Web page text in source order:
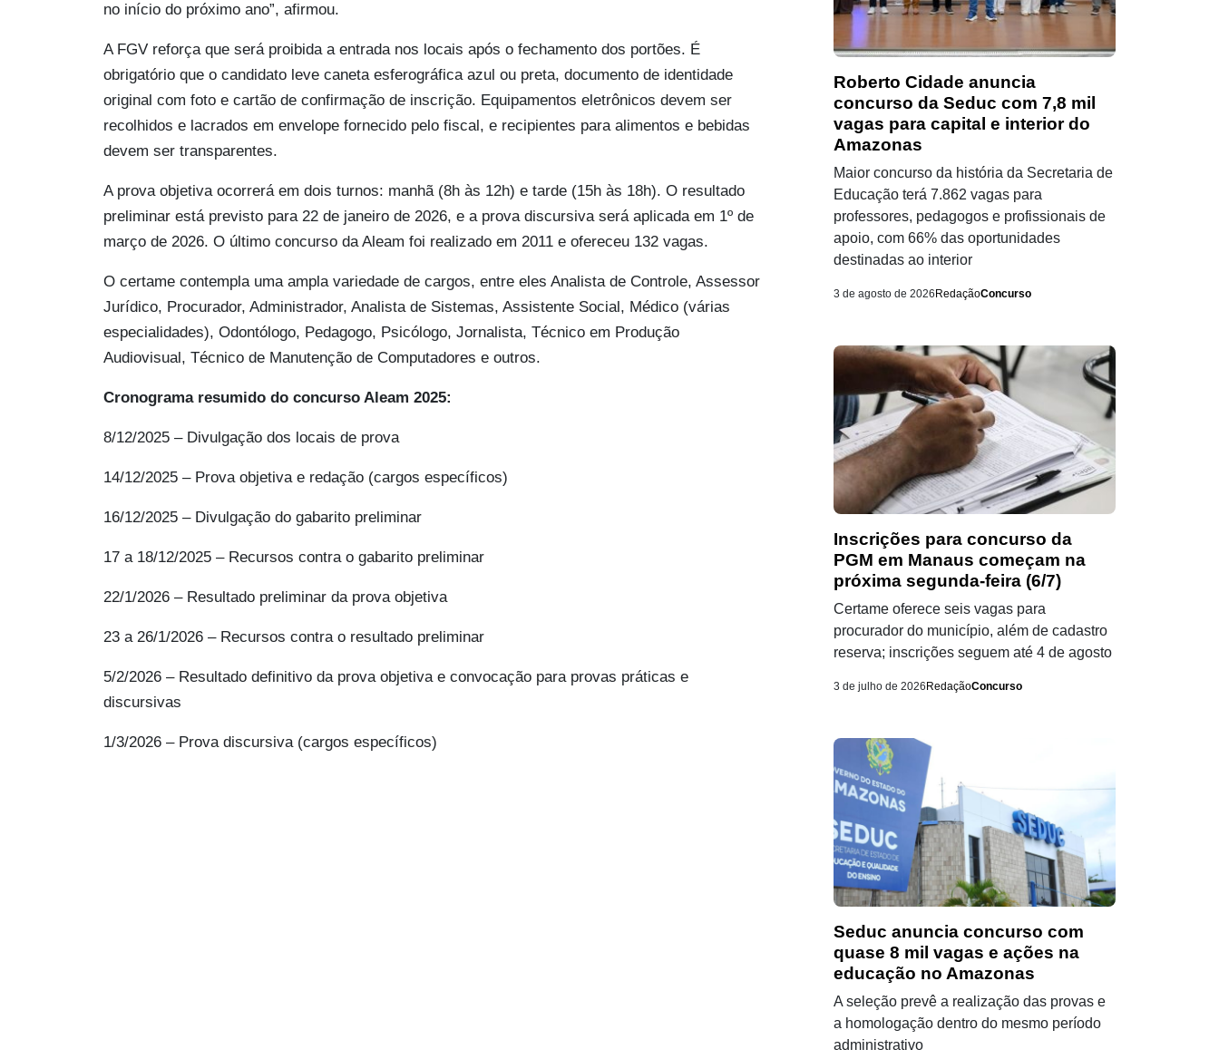
no início do próximo ano”, afirmou.
A FGV reforça que será proibida a entrada nos locais após o fechamento dos portões. É
obrigatório que o candidato leve caneta esferográfica azul ou preta, documento de identidade
original com foto e cartão de confirmação de inscrição. Equipamentos eletrônicos devem ser
recolhidos e lacrados em envelope fornecido pelo fiscal, e recipientes para alimentos e bebidas
devem ser transparentes.
A prova objetiva ocorrerá em dois turnos: manhã (8h às 12h) e tarde (15h às 18h). O resultado
preliminar está previsto para 22 de janeiro de 2026, e a prova discursiva será aplicada em 1º de
março de 2026. O último concurso da Aleam foi realizado em 2011 e ofereceu 132 vagas.
O certame contempla uma ampla variedade de cargos, entre eles Analista de Controle, Assessor
Jurídico, Procurador, Administrador, Analista de Sistemas, Assistente Social, Médico (várias
especialidades), Odontólogo, Pedagogo, Psicólogo, Jornalista, Técnico em Produção
Audiovisual, Técnico de Manutenção de Computadores e outros.
Cronograma resumido do concurso Aleam 2025:
8/12/2025 – Divulgação dos locais de prova
14/12/2025 – Prova objetiva e redação (cargos específicos)
16/12/2025 – Divulgação do gabarito preliminar
17 a 18/12/2025 – Recursos contra o gabarito preliminar
22/1/2026 – Resultado preliminar da prova objetiva
23 a 26/1/2026 – Recursos contra o resultado preliminar
5/2/2026 – Resultado definitivo da prova objetiva e convocação para provas práticas e
discursivas
1/3/2026 – Prova discursiva (cargos específicos)
Roberto Cidade anuncia
concurso da Seduc com 7,8 mil
vagas para capital e interior do
Amazonas
Maior concurso da história da Secretaria de
Educação terá 7.862 vagas para
professores, pedagogos e profissionais de
apoio, com 66% das oportunidades
destinadas ao interior
3 de agosto de 2026 RedaçãoConcurso
Inscrições para concurso da
PGM em Manaus começam na
próxima segunda-feira (6/7)
Certame oferece seis vagas para
procurador do município, além de cadastro
reserva; inscrições seguem até 4 de agosto
3 de julho de 2026 RedaçãoConcurso
Seduc anuncia concurso com
quase 8 mil vagas e ações na
educação no Amazonas
A seleção prevê a realização das provas e
a homologação dentro do mesmo período
administrativo